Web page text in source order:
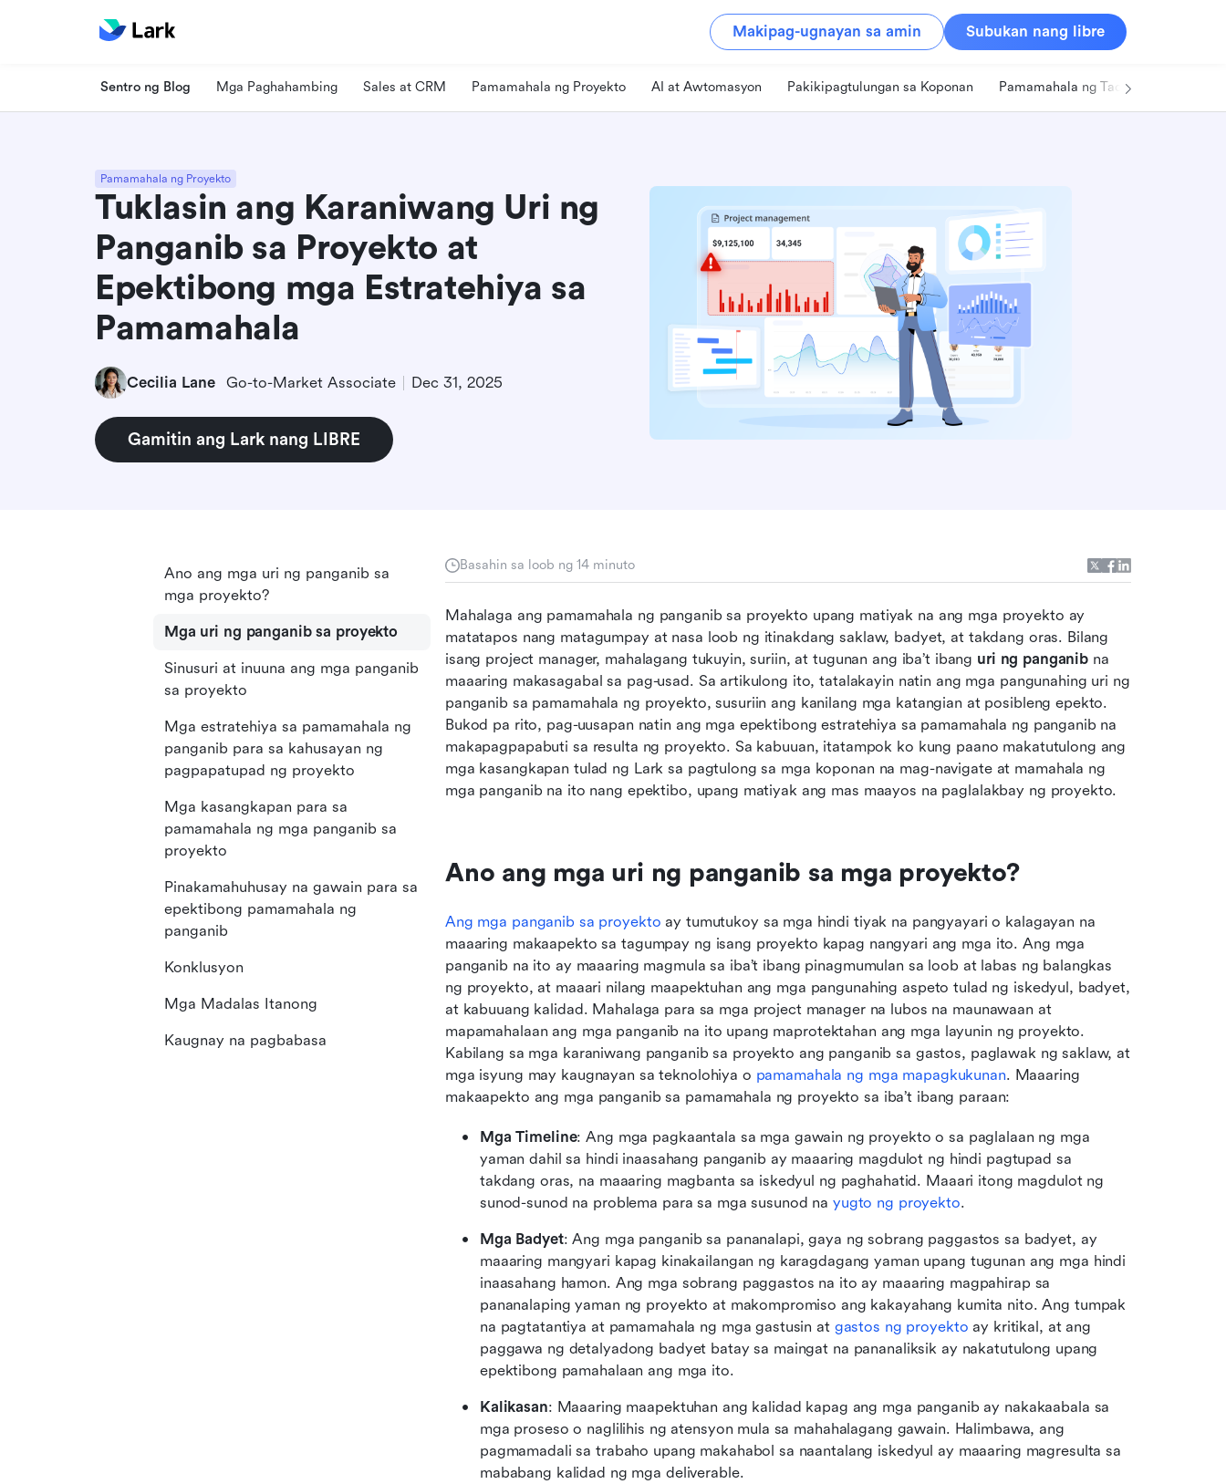
Makipag-ugnayan sa amin Subukan nang libre
Sentro ng Blog Mga Paghahambing Sales at CRM Pamamahala ng Proyekto AI at Awtomasyon Pakikipagtulungan sa Koponan Pamamahala ng Tao
Pamamahala ng Proyekto
Tuklasin ang Karaniwang Uri ng
Panganib sa Proyekto at
Epektibong mga Estratehiya sa
Pamamahala
Cecilia Lane Go-to-Market Associate Dec 31, 2025
Gamitin ang Lark nang LIBRE
Basahin sa loob ng 14 minuto
Mahalaga ang pamamahala ng panganib sa proyekto upang matiyak na ang mga proyekto ay
matatapos nang matagumpay at nasa loob ng itinakdang saklaw, badyet, at takdang oras. Bilang
isang project manager, mahalagang tukuyin, suriin, at tugunan ang iba’t ibang uri ng panganib na
maaaring makasagabal sa pag-usad. Sa artikulong ito, tatalakayin natin ang mga pangunahing uri ng
panganib sa pamamahala ng proyekto, susuriin ang kanilang mga katangian at posibleng epekto.
Bukod pa rito, pag-uusapan natin ang mga epektibong estratehiya sa pamamahala ng panganib na
makapagpapabuti sa resulta ng proyekto. Sa kabuuan, itatampok ko kung paano makatutulong ang
mga kasangkapan tulad ng Lark sa pagtulong sa mga koponan na mag-navigate at mamahala ng
mga panganib na ito nang epektibo, upang matiyak ang mas maayos na paglalakbay ng proyekto.
Ano ang mga uri ng panganib sa mga proyekto?
Ang mga panganib sa proyekto ay tumutukoy sa mga hindi tiyak na pangyayari o kalagayan na
maaaring makaapekto sa tagumpay ng isang proyekto kapag nangyari ang mga ito. Ang mga
panganib na ito ay maaaring magmula sa iba’t ibang pinagmumulan sa loob at labas ng balangkas
ng proyekto, at maaari nilang maapektuhan ang mga pangunahing aspeto tulad ng iskedyul, badyet,
at kabuuang kalidad. Mahalaga para sa mga project manager na lubos na maunawaan at
mapamahalaan ang mga panganib na ito upang maprotektahan ang mga layunin ng proyekto.
Kabilang sa mga karaniwang panganib sa proyekto ang panganib sa gastos, paglawak ng saklaw, at
mga isyung may kaugnayan sa teknolohiya o pamamahala ng mga mapagkukunan. Maaaring
makaapekto ang mga panganib sa pamamahala ng proyekto sa iba’t ibang paraan:
Mga Timeline: Ang mga pagkaantala sa mga gawain ng proyekto o sa paglalaan ng mga
yaman dahil sa hindi inaasahang panganib ay maaaring magdulot ng hindi pagtupad sa
takdang oras, na maaaring magbanta sa iskedyul ng paghahatid. Maaari itong magdulot ng
sunod-sunod na problema para sa mga susunod na yugto ng proyekto.
Mga Badyet: Ang mga panganib sa pananalapi, gaya ng sobrang paggastos sa badyet, ay
maaaring mangyari kapag kinakailangan ng karagdagang yaman upang tugunan ang mga hindi
inaasahang hamon. Ang mga sobrang paggastos na ito ay maaaring magpahirap sa
pananalaping yaman ng proyekto at makompromiso ang kakayahang kumita nito. Ang tumpak
na pagtatantiya at pamamahala ng mga gastusin at gastos ng proyekto ay kritikal, at ang
paggawa ng detalyadong badyet batay sa maingat na pananaliksik ay nakatutulong upang
epektibong pamahalaan ang mga ito.
Kalikasan: Maaaring maapektuhan ang kalidad kapag ang mga panganib ay nakakaabala sa
mga proseso o naglilihis ng atensyon mula sa mahahalagang gawain. Halimbawa, ang
pagmamadali sa trabaho upang makahabol sa naantalang iskedyul ay maaaring magresulta sa
mababang kalidad ng mga deliverable.
Ano ang mga uri ng panganib sa
mga proyekto?
Mga uri ng panganib sa proyekto
Sinusuri at inuuna ang mga panganib
sa proyekto
Mga estratehiya sa pamamahala ng
panganib para sa kahusayan ng
pagpapatupad ng proyekto
Mga kasangkapan para sa
pamamahala ng mga panganib sa
proyekto
Pinakamahuhusay na gawain para sa
epektibong pamamahala ng
panganib
Konklusyon
Mga Madalas Itanong
Kaugnay na pagbabasa